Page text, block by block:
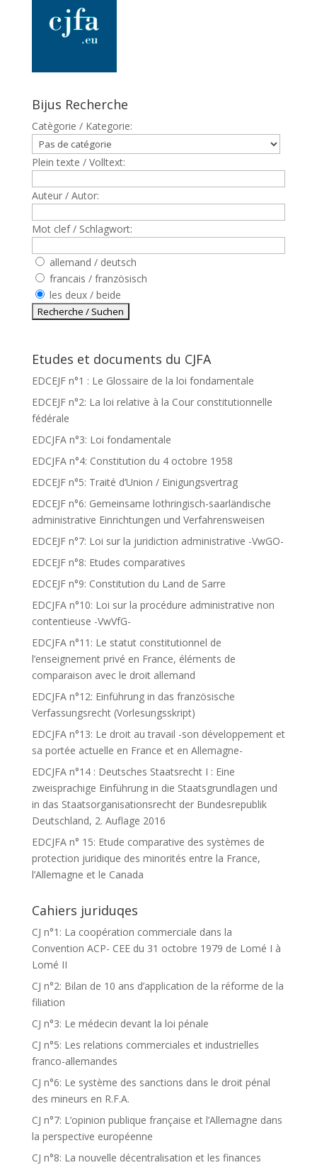
Bijus Recherche
Catègorie / Kategorie:
Plein texte / Volltext:
Auteur / Autor:
Mot clef / Schlagwort:
allemand / deutsch
francais / französisch
les deux / beide
Etudes et documents du CJFA
EDCEJF n°1 : Le Glossaire de la loi fondamentale
EDCEJF n°2: La loi relative à la Cour constitutionnelle
fédérale
EDCJFA n°3: Loi fondamentale
EDCJFA n°4: Constitution du 4 octobre 1958
EDCEJF n°5: Traité d’Union / Einigungsvertrag
EDCEJF n°6: Gemeinsame lothringisch-saarländische
administrative Einrichtungen und Verfahrensweisen
EDCEJF n°7: Loi sur la juridiction administrative -VwGO-
EDCEJF n°8: Etudes comparatives
EDCEJF n°9: Constitution du Land de Sarre
EDCJFA n°10: Loi sur la procédure administrative non
contentieuse -VwVfG-
EDCJFA n°11: Le statut constitutionnel de
l’enseignement privé en France, éléments de
comparaison avec le droit allemand
EDCJFA n°12: Einführung in das französische
Verfassungsrecht (Vorlesungsskript)
EDCJFA n°13: Le droit au travail -son développement et
sa portée actuelle en France et en Allemagne-
EDCJFA n°14 : Deutsches Staatsrecht I : Eine
zweisprachige Einführung in die Staatsgrundlagen und
in das Staatsorganisationsrecht der Bundesrepublik
Deutschland, 2. Auflage 2016
EDCJFA n° 15: Etude comparative des systèmes de
protection juridique des minorités entre la France,
l’Allemagne et le Canada
Cahiers juriduqes
CJ n°1: La coopération commerciale dans la
Convention ACP- CEE du 31 octobre 1979 de Lomé I à
Lomé II
CJ n°2: Bilan de 10 ans d’application de la réforme de la
filiation
CJ n°3: Le médecin devant la loi pénale
CJ n°5: Les relations commerciales et industrielles
franco-allemandes
CJ n°6: Le système des sanctions dans le droit pénal
des mineurs en R.F.A.
CJ n°7: L’opinion publique française et l’Allemagne dans
la perspective européenne
CJ n°8: La nouvelle décentralisation et les finances